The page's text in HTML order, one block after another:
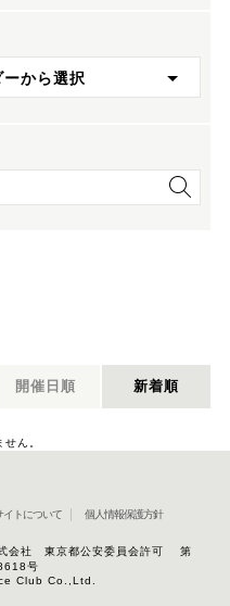
ーから選択
開催日順 新着順
ん。
イトについて 個人情報保護方針
式会社 東京都公安委員会許可 第
号
Club Co.,Ltd.